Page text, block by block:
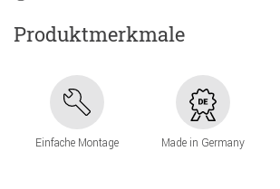
Produktmerkmale
Einfache Montage Made in Germany